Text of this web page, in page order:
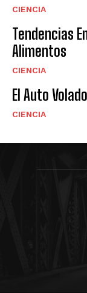
CIENCIA
Tendencias
Alimentos
CIENCIA
El Auto
CIENCIA